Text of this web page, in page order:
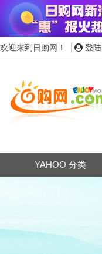
欢迎来到日购网！ 登陆
YAHOO 分类